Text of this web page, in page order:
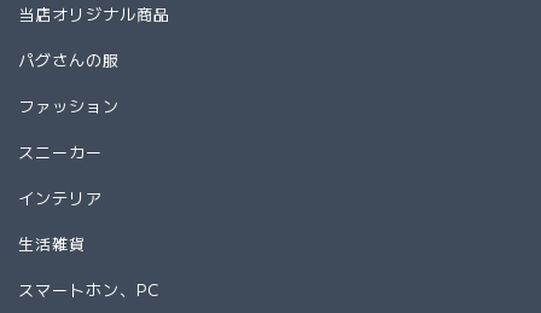
当店オリジナル商品
パグさんの服
ファッション
スニーカー
インテリア
生活雑貨
スマートホン、PC